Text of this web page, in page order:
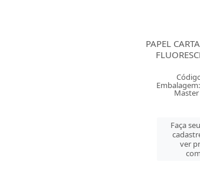
PAPEL
Faça
ver